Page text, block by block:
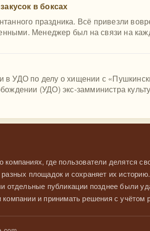
в боксах
праздника. Всё привезли
Менеджер был на связи на
в УДО по делу о хищении с
(УДО) экс-замминистра
где пользователи делятся
площадок и сохраняет их
отдельные публикации позднее были
и принимать решения с учётом